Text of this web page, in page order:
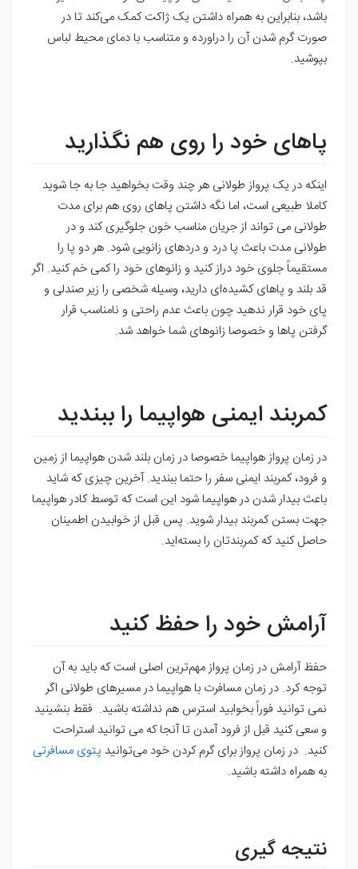
باشد، بنابراین به همراه داشتن یک ژاکت کمک می‌کند تا در
صورت گرم شدن آن را دراورده و متناسب با دمای محیط لباس
بپوشید.
پاهای خود را روی هم نگذارید
اینکه در یک پرواز طولانی هر چند وقت بخواهید جا به جا شوید
کاملا طبیعی است، اما نگه داشتن پاهای روی هم برای مدت
طولانی می تواند از جریان مناسب خون جلوگیری کند و در
طولانی مدت باعث پا درد و دردهای زانویی شود. هر دو پا را
مستقیماً جلوی خود دراز کنید و زانوهای خود را کمی خم کنید. اگر
قد بلند و پاهای کشیده‌ای دارید، وسیله شخصی را زیر صندلی و
پای خود قرار ندهید چون باعث عدم راحتی و نامناسب قرار
گرفتن پاها و خصوصا زانوهای شما خواهد شد.
کمربند ایمنی هواپیما را ببندید
در زمان پرواز هواپیما خصوصا در زمان بلند شدن هواپیما از زمین
و فرود، کمربند ایمنی سفر را حتما ببندید. آخرین چیزی که شاید
باعث بیدار شدن در هواپیما شود این است که توسط کادر هواپیما
جهت بستن کمربند بیدار شوید. پس قبل از خوابیدن اطمینان
حاصل کنید که کمربندتان را بسته‌اید.
آرامش خود را حفظ کنید
حفظ آرامش در زمان پرواز مهم‌ترین اصلی است که باید به آن
توجه کرد. در زمان مسافرت با هواپیما در مسیرهای طولانی اگر
نمی توانید فوراً بخوابید استرس هم نداشته باشید. فقط بنشینید
و سعی کنید قبل از فرود آمدن تا آنجا که می توانید استراحت
کنید. در زمان پرواز برای گرم کردن خود می‌توانید پتوی مسافرتی
به همراه داشته باشید.
نتیجه گیری